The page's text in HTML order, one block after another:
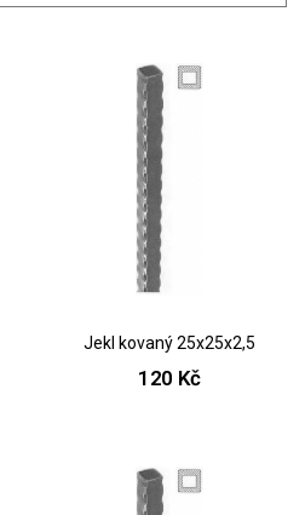
Jekl kovaný 25x25x2,5
120 Kč